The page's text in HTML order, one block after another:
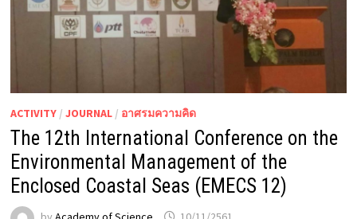
ACTIVITY/ JOURNAL/ อาศรมความคิด
The 12th International Conference on the
Environmental Management of the
Enclosed Coastal Seas (EMECS 12)